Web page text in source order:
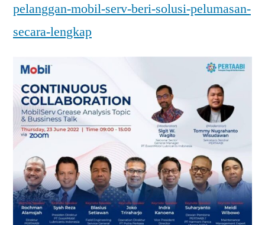
pelanggan-mobil-serv-beri-solusi-pelumasan-
secara-lengkap